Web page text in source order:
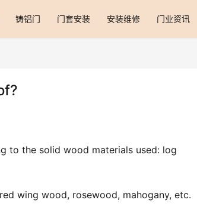
铸铝门 门套安装 安装维修 门业资讯
to the solid wood materials used: log
wing wood, rosewood, mahogany, etc.